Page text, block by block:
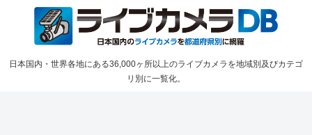
日本国内・世界各地にある36,000ヶ所以上のライブカメラを地域別及びカテゴ
リ別に一覧化。